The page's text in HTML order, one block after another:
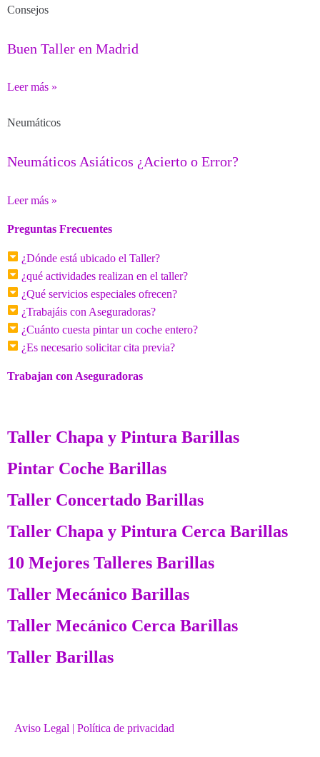
Consejos
Buen Taller en Madrid
Leer más »
Neumáticos
Neumáticos Asiáticos ¿Acierto o Error?
Leer más »
Preguntas Frecuentes
¿Dónde está ubicado el Taller?
¿qué actividades realizan en el taller?
¿Qué servicios especiales ofrecen?
¿Trabajáis con Aseguradoras?
¿Cuánto cuesta pintar un coche entero?
¿Es necesario solicitar cita previa?
Trabajan con Aseguradoras
Taller Chapa y Pintura Barillas
Pintar Coche Barillas
Taller Concertado Barillas
Taller Chapa y Pintura Cerca Barillas
10 Mejores Talleres Barillas
Taller Mecánico Barillas
Taller Mecánico Cerca Barillas
Taller Barillas
Aviso Legal | Política de privacidad